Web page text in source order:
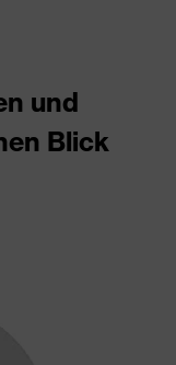
und
Blick